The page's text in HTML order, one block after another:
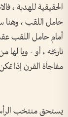
الحقيقية للهدية ،
حامل اللقب ، وهنا
أمام حامل اللقب عقب
تاريخه ، أو - ويا
مفاجأة القرن إذا
يستحق منتخب